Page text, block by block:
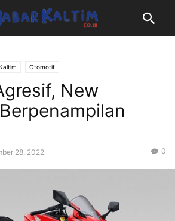
Otomotif
New
28, 2022 0